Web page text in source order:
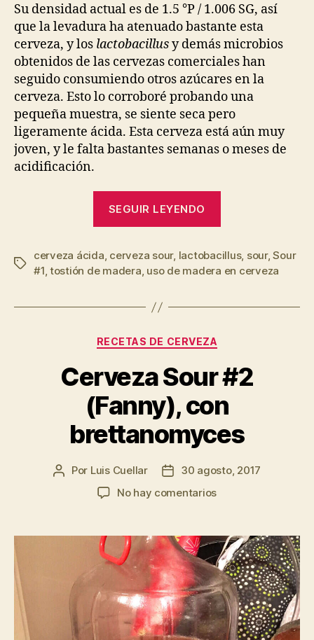
Su densidad actual es de 1.5 °P / 1.006 SG, así
que la levadura ha atenuado bastante esta
cerveza, y los lactobacillusy demás microbios
obtenidos de las cervezas comerciales han
seguido consumiendo otros azúcares en la
cerveza. Esto lo corroboré probando una
pequeña muestra, se siente seca pero
ligeramente ácida. Esta cerveza está aún muy
joven, y le falta bastantes semanas o meses de
acidificación.
SEGUIR LEYENDO
(Nelson)
–
Etiquetas
cerveza ácida, cerveza sour, lactobacillus, sour,Sour
#1, tostión de madera, uso de madera en cerveza
Categorías
RECETAS DE CERVEZA
Cerveza Sour #2
(Fanny), con
brettanomyces
Autor
Por Luis Cuellar
Fecha30 agosto, 2017
No hay comentariosen
#2
(Fanny),
con
brettanomyces